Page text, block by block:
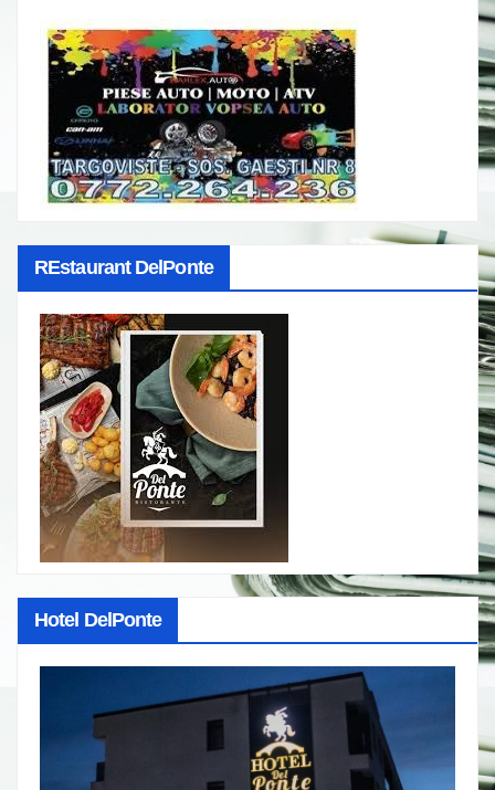
REstaurant DelPonte
Hotel DelPonte